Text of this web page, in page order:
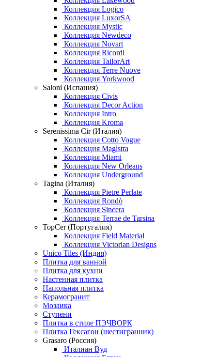
Коллекция Logico
Коллекция LuxorSA
Коллекция Mystic
Коллекция Newdeco
Коллекция Novart
Коллекция Ricordi
Коллекция TailorArt
Коллекция Terre Nuove
Коллекция Yorkwood
Saloni (Испания)
Коллекция Civis
Коллекция Decor Action
Коллекция Intro
Коллекция Kroma
Serenissima Cir (Италия)
Коллекция Cotto Vogue
Коллекция Magistra
Коллекция Miami
Коллекция New Orleans
Коллекция Underground
Tagina (Италия)
Коллекция Pietre Perlate
Коллекция Rondò
Коллекция Sincera
Коллекция Terrae de Tarsina
TopCer (Португалия)
Коллекция Field Material
Коллекция Victorian Designs
Unico Tiles (Индия)
Плитка для ванной
Плитка для кухни
Настенная плитка
Напольная плитка
Керамогранит
Мозаика
Ступени
Плитка в стиле ПЭЧВОРК
Плитка Гексагон (шестигранник)
Grasaro (Россия)
Италиан Вуд